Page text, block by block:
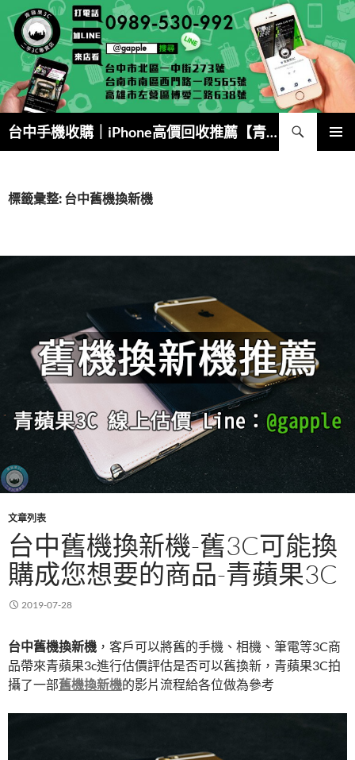
至
內
容
台中手機收購｜iPhone高價回收推薦【青蘋果3C】
搜
尋
標籤彙整: 台中舊機換新機
文章列表
台中舊機換新機-舊3C可能換
購成您想要的商品-青蘋果3C
2019-07-28
台中舊機換新機 ，客戶可以將舊的手機、相機、筆電等3C商
品帶來青蘋果3c進行估價評估是否可以舊換新，青蘋果3C拍
攝了一部舊機換新機的影片流程給各位做為參考